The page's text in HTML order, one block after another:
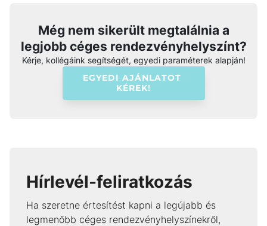
Még nem sikerült megtalálnia a
legjobb céges rendezvényhelyszínt?
Kérje, kollégáink segítségét, egyedi paraméterek alapján!
EGYEDI AJÁNLATOT
KÉREK!
Hírlevél-feliratkozás
Ha szeretne értesítést kapni a legújabb és
legmenőbb céges rendezvényhelyszínekről,